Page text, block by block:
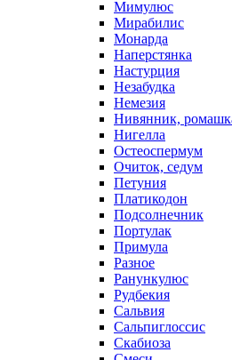
Мимулюс
Мирабилис
Монарда
Наперстянка
Настурция
Незабудка
Немезия
Нивянник,
Нигелла
Остеоспермум
Очиток, седум
Петуния
Платикодон
Подсолнечник
Портулак
Примула
Разное
Ранункулюс
Рудбекия
Сальвия
Сальпиглоссис
Скабиоза